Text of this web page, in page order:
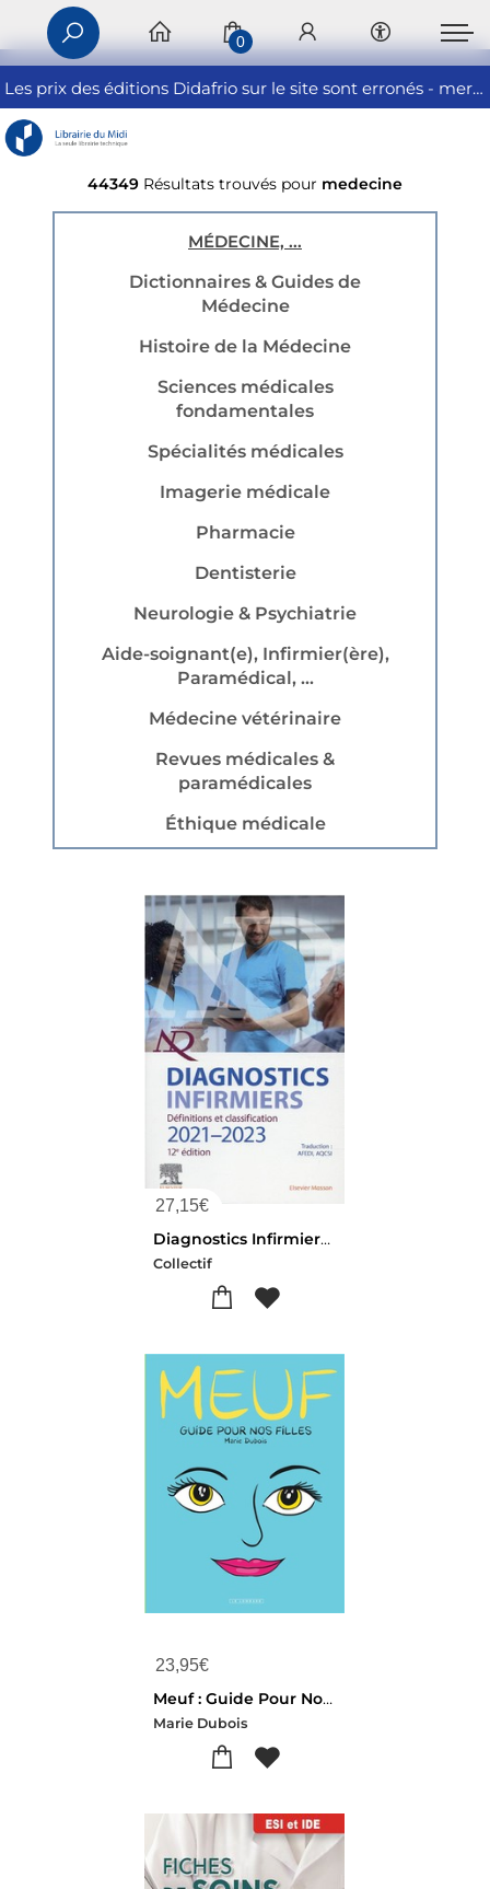
Les prix des éditions Didafrio sur le site sont erronés - merci de nous contacter
0
44349 Résultats trouvés pour medecine
MÉDECINE, ...
Dictionnaires & Guides de
Médecine
Histoire de la Médecine
Sciences médicales
fondamentales
Spécialités médicales
Imagerie médicale
Pharmacie
Dentisterie
Neurologie & Psychiatrie
Aide-soignant(e), Infirmier(ère),
Paramédical, ...
Médecine vétérinaire
Revues médicales &
paramédicales
Éthique médicale
27,15€
Diagnostics Infirmiers : Definitions Et Classification (edition 2021/2022)
Collectif
23,95€
Meuf : Guide Pour Nos Filles
Marie Dubois